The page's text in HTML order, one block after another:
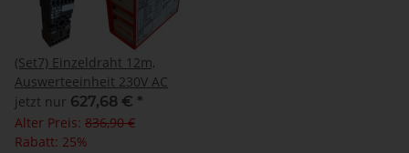
(Set7) Einzeldraht 12m,
Auswerteeinheit 230V AC
jetzt nur 627,68 € *
Alter Preis: 836,90 €
Rabatt: 25%